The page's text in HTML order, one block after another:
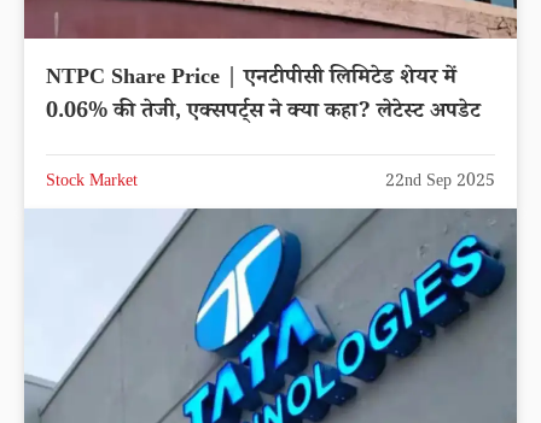
NTPC Share Price | एनटीपीसी लिमिटेड शेयर में
0.06% की तेजी, एक्सपर्ट्स ने क्या कहा? लेटेस्ट अपडेट
Stock Market 22nd Sep 2025